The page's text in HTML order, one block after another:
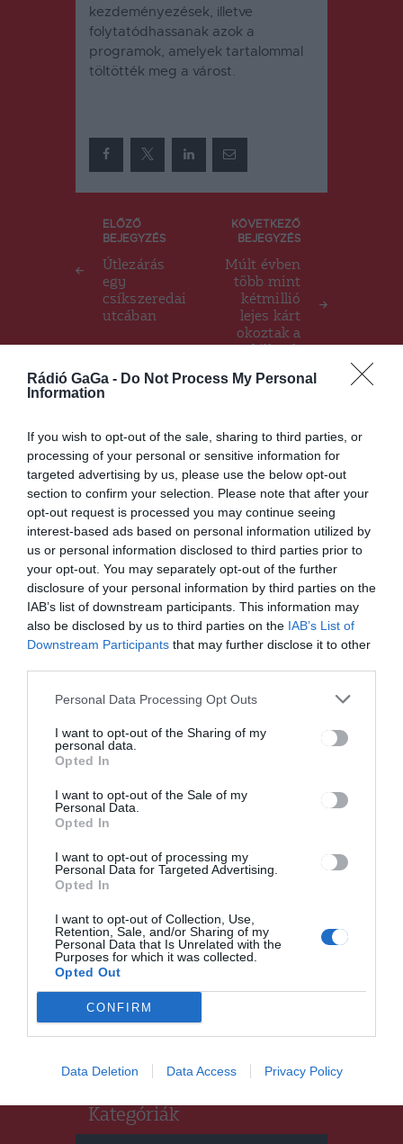
Rádió GaGa - Do Not Process My Personal
Information
If you wish to opt-out of the sale, sharing to third parties, or
processing of your personal or sensitive information for
targeted advertising by us, please use the below opt-out
section to confirm your selection. Please note that after your
opt-out request is processed you may continue seeing
interest-based ads based on personal information utilized by
us or personal information disclosed to third parties prior to
your opt-out. You may separately opt-out of the further
disclosure of your personal information by third parties on the
IAB’s list of downstream participants. This information may
also be disclosed by us to third parties on the IAB’s List of
Downstream Participants that may further disclose it to other
Personal Data Processing Opt Outs
I want to opt-out of the Sharing of my
personal data.
Opted In
I want to opt-out of the Sale of my
Personal Data.
Opted In
I want to opt-out of processing my
Personal Data for Targeted Advertising.
Opted In
I want to opt-out of Collection, Use,
Retention, Sale, and/or Sharing of my
Personal Data that Is Unrelated with the
Purposes for which it was collected.
Opted Out
CONFIRM
Data Deletion Data Access Privacy Policy
kezdeményezések, illetve
folytatódhassanak azok a
programok, amelyek tartalommal
töltötték meg a várost.
Bejegyzés
navigáció
ELŐZŐ
BEJEGYZÉS
Útlezárás
egy
csíkszeredai
utcában
KÖVETKEZŐ
BEJEGYZÉS
Múlt évben
több mint
kétmillió
lejes kárt
okoztak a
megyében
Ez is érdekelheti
A sörkészítés és -fogyasztás
történelméről szóló kiállítás
nyílik Csíkszeredában
CSÍKSZÉK
jelentkezni a mezőgazdasági
nyilvántartóba
Keresés
Keresés:
Kategóriák